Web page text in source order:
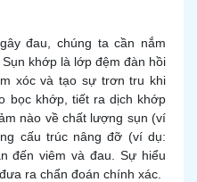
đau, chúng ta cần nắm
khớp là lớp đệm đàn hồi
xóc và tạo sự trơn tru khi
bọc khớp, tiết ra dịch khớp
nào về chất lượng sụn (ví
cấu trúc nâng đỡ (ví dụ:
đến viêm và đau. Sự hiểu
ra chẩn đoán chính xác.